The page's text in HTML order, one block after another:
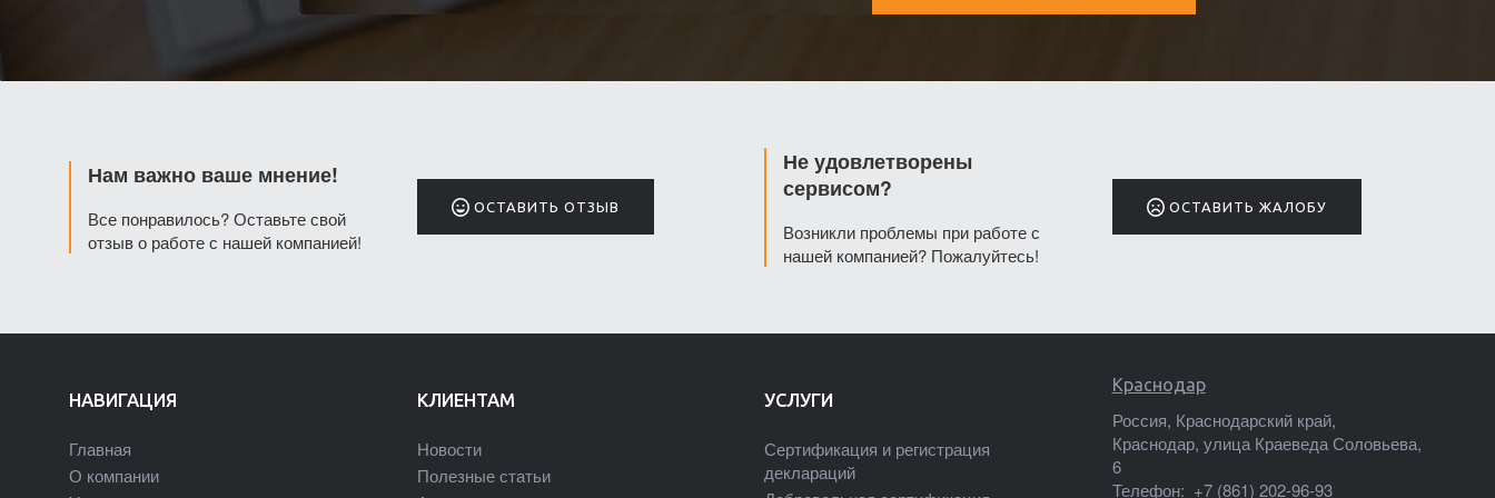
Нам важно ваше мнение!
Все понравилось? Оставьте свой
отзыв о работе с нашей компанией!
ОСТАВИТЬ ОТЗЫВ
Не удовлетворены
сервисом?
Возникли проблемы при работе с
нашей компанией? Пожалуйтесь!
ОСТАВИТЬ ЖАЛОБУ
НАВИГАЦИЯ
Главная
О компании
КЛИЕНТАМ
Новости
Полезные статьи
УСЛУГИ
Сертификация и регистрация
деклараций
Краснодар
Россия, Краснодарский край,
Краснодар, улица Краеведа Соловьева,
6
Телефон: +7 (861) 202-96-93